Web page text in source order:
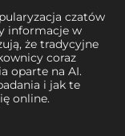
czatów
informacje w
że tradycyjne
coraz
oparte na AI.
i jak te
online.